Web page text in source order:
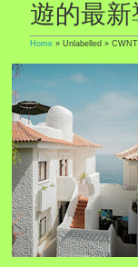
遊的最
Home » Unlabelled »